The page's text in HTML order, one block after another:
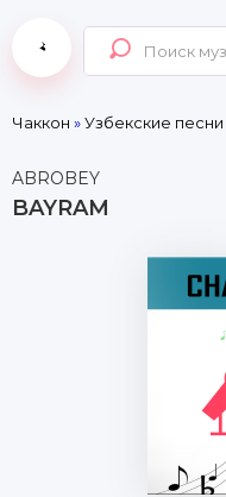
Чаккон »Узбекские песни
ABROBEY
BAYRAM